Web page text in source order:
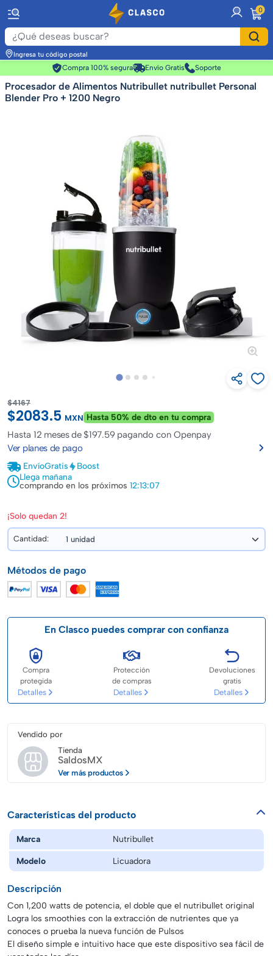
0
Ingresa tu código postal
Compra 100% segura
Envío Gratis Soporte
Procesador de Alimentos Nutribullet nutribullet Personal
Blender Pro + 1200 Negro
$4167
$2083.5 MXN Hasta 50% de dto en tu compra
Hasta 12 meses de $197.59 pagando con Openpay
Ver planes de pago
EnvíoGratis
Boost
Llega mañana
comprando en los próximos 12:13:06
¡Solo quedan 2!
Cantidad:
Métodos de pago
En Clasco puedes comprar con confianza
Compra
protegida
Detalles
Protección
de compras
Detalles
Devoluciones
gratis
Detalles
Vendido por
Tienda
SaldosMX
Ver más productos
Características del producto
Marca Nutribullet
Modelo Licuadora
Descripción
Con 1,200 watts de potencia, el doble que el nutribullet original
Logra los smoothies con la extracción de nutrientes que ya
conoces o prueba la nueva función de Pulsos
El diseño simple e intuitivo hace que este dispositivo sea fácil de